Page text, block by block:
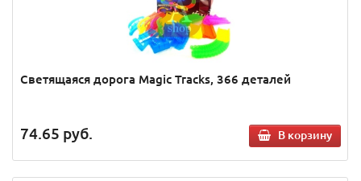
Светящаяся дорога Magic Tracks, 366 деталей
74.65 руб. В корзину